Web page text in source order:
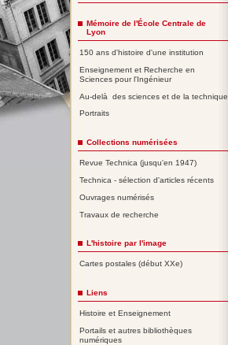
Mémoire de l'École Centrale de
Lyon
150 ans d'histoire d'une institution
Enseignement et Recherche en
Sciences pour l'Ingénieur
Au-delà des sciences et de la technique
Portraits
Collections numérisées
Revue Technica (jusqu'en 1947)
Technica - sélection d'articles récents
Ouvrages numérisés
Travaux de recherche
L'histoire par l'image
Cartes postales (début XXe)
Liens
Histoire et Enseignement
Portails et autres bibliothèques
numériques